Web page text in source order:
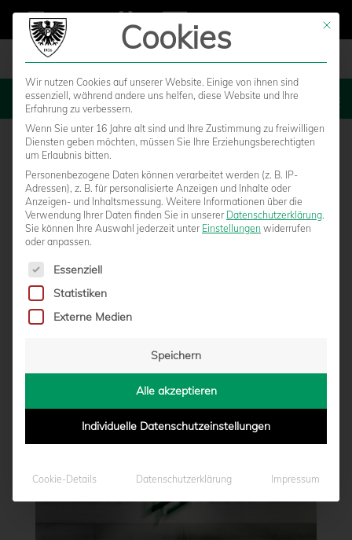
MENU
DFB VERHÄNGT GELDSTRAFE FÜR
KAISERSLAUTERN
vonMarcel Weskamp|02.03.2020 - 15:31
Mit
Cookies
Wir nutzen Cookies auf unserer Website. Einige von ihnen sind
essenziell, während andere uns helfen, diese Website und Ihre
Erfahrung zu verbessern.
Wenn Sie unter 16 Jahre alt sind und Ihre Zustimmung zu freiwilligen
Diensten geben möchten, müssen Sie Ihre Erziehungsberechtigten
um Erlaubnis bitten.
Personenbezogene Daten können verarbeitet werden (z. B. IP-
Adressen), z. B. für personalisierte Anzeigen und Inhalte oder
Anzeigen- und Inhaltsmessung. Weitere Informationen über die
Verwendung Ihrer Daten finden Sie in unserer Datenschutzerklärung.
Sie können Ihre Auswahl jederzeit unter Einstellungen widerrufen
oder anpassen.
Es folgt eine Liste der Service-Gruppen, für die eine
Essenziell
Statistiken
Externe Medien
Speichern
Alle akzeptieren
Individuelle Datenschutzeinstellungen
Cookie-Details Datenschutzerklärung Impressum